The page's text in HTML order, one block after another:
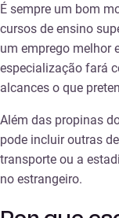
É sempre um bom
cursos de ensino
um emprego melhor
especialização fará
alcances o que
Além das propinas
pode incluir outras
transporte ou a
no estrangeiro.